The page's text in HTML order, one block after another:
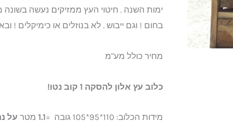
ימות השנה . חיטוי העץ ממזיקים נעשה בשונה
בחום ! וגם ייבוש . לא בנוזלים או כימיקלים !
מחיר כולל מע"מ
כלוב עץ אלון להסקה 1 קוב נטו!
מידות הכלוב: 110*95*105 גובה = 1.1 מטר